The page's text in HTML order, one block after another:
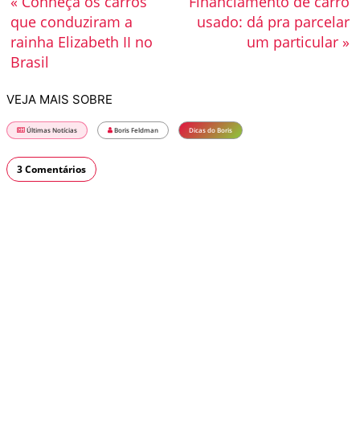
usado: dá pra parcelar
um particular »
que conduziram a
rainha Elizabeth II no
Brasil
VEJA MAIS SOBRE
Últimas Notícias Boris Feldman Dicas do Boris
3 Comentários